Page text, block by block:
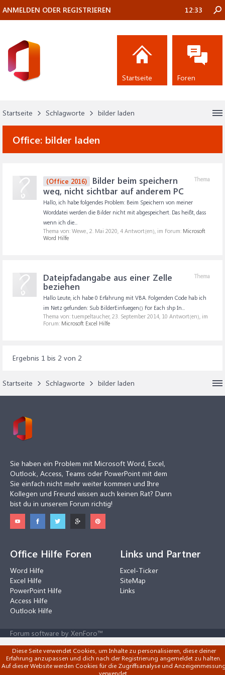
Startseite Schlagworte bilder laden
Office: bilder laden
Thema
(Office 2016)
Bilder beim speichern
weg, nicht sichtbar auf anderem PC
Hallo, ich habe folgendes Problem: Beim Speichern von meiner
Worddatei werden die Bilder nicht mit abgespeichert. Das heißt, dass
wenn ich die...
Thema von: Wewe., 2. Mai 2020, 4 Antwort(en), im Forum: Microsoft
Word Hilfe
Thema
Dateipfadangabe aus einer Zelle
beziehen
Hallo Leute, ich habe 0 Erfahrung mit VBA. Folgenden Code hab ich
im Netz gefunden: Sub BilderEinfuegen() For Each shp In...
Thema von: tuempeltaucher, 23. September 2014, 10 Antwort(en), im
Forum: Microsoft Excel Hilfe
Ergebnis 1 bis 2 von 2
Startseite Schlagworte bilder laden
ANMELDEN ODER REGISTRIEREN 12:33
Startseite Foren
Sie haben ein Problem mit Microsoft Word, Excel,
Outlook, Access, Teams oder PowerPoint mit dem
Sie einfach nicht mehr weiter kommen und Ihre
Kollegen und Freund wissen auch keinen Rat? Dann
bist du in unserem Forum richtig!
Office Hilfe Foren
Word Hilfe
Excel Hilfe
PowerPoint Hilfe
Access Hilfe
Outlook Hilfe
Links und Partner
Excel-Ticker
SiteMap
Links
Forum software by XenForo™
Diese Seite verwendet Cookies, um Inhalte zu personalisieren, diese deiner
Erfahrung anzupassen und dich nach der Registrierung angemeldet zu halten.
Auf dieser Website werden Cookies für die Zugriffsanalyse und
verwendet.